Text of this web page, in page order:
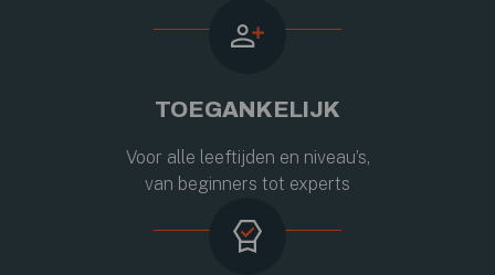
TOEGANKELIJK
Voor alle leeftijden en niveau’s,
van beginners tot experts